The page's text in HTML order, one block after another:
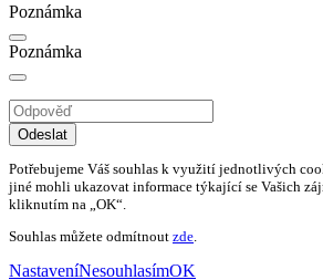
Poznámka
Poznámka
Odeslat
Potřebujeme Váš souhlas k využití jednotlivých
jiné mohli ukazovat informace týkající se Vašich
kliknutím na „OK“.
Souhlas můžete odmítnout zde.
NastaveníNesouhlasímOK